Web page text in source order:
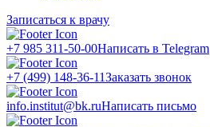
Записаться к врачу
+7 985 311-50-00Написать в Telegram
+7 (499) 148-36-11Заказать звонок
info.institut@bk.ruНаписать письмо